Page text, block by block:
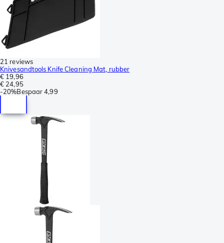
21 reviews
Knivesandtools Knife Cleaning Mat, rubber
€ 19,96
€ 24,95
-20%Bespaar 4,99